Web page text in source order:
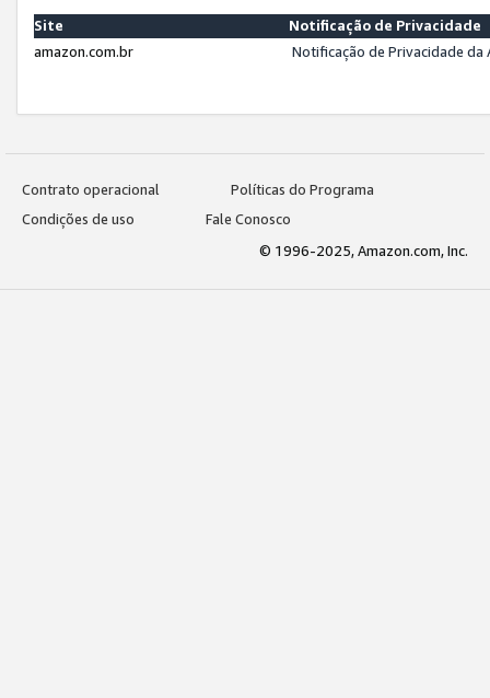
Site
Notificação de Privacidade
amazon.com.br
Notificação de Privacidade
Contrato operacional
Políticas do Programa
Condições de uso
Fale Conosco
© 1996-2025, Amazon.com, Inc.